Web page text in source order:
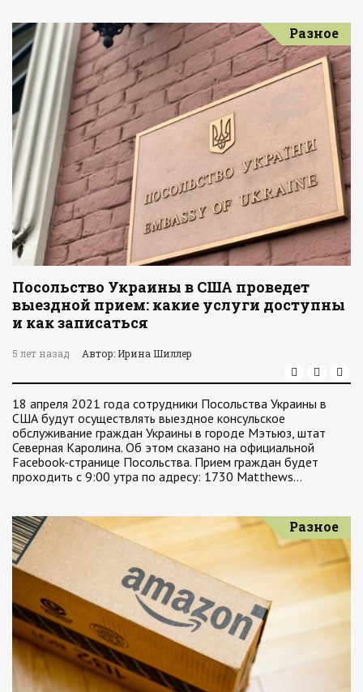
Разное
Посольство Украины в США проведет
выездной прием: какие услуги доступны
и как записаться
5 лет назад Автор: Ирина Шиллер
18 апреля 2021 года сотрудники Посольства Украины в
США будут осуществлять выездное консульское
обслуживание граждан Украины в городе Мэтьюз, штат
Северная Каролина. Об этом сказано на официальной
Facebook-странице Посольства. Прием граждан будет
проходить с 9:00 утра по адресу: 1730 Matthews…
Разное